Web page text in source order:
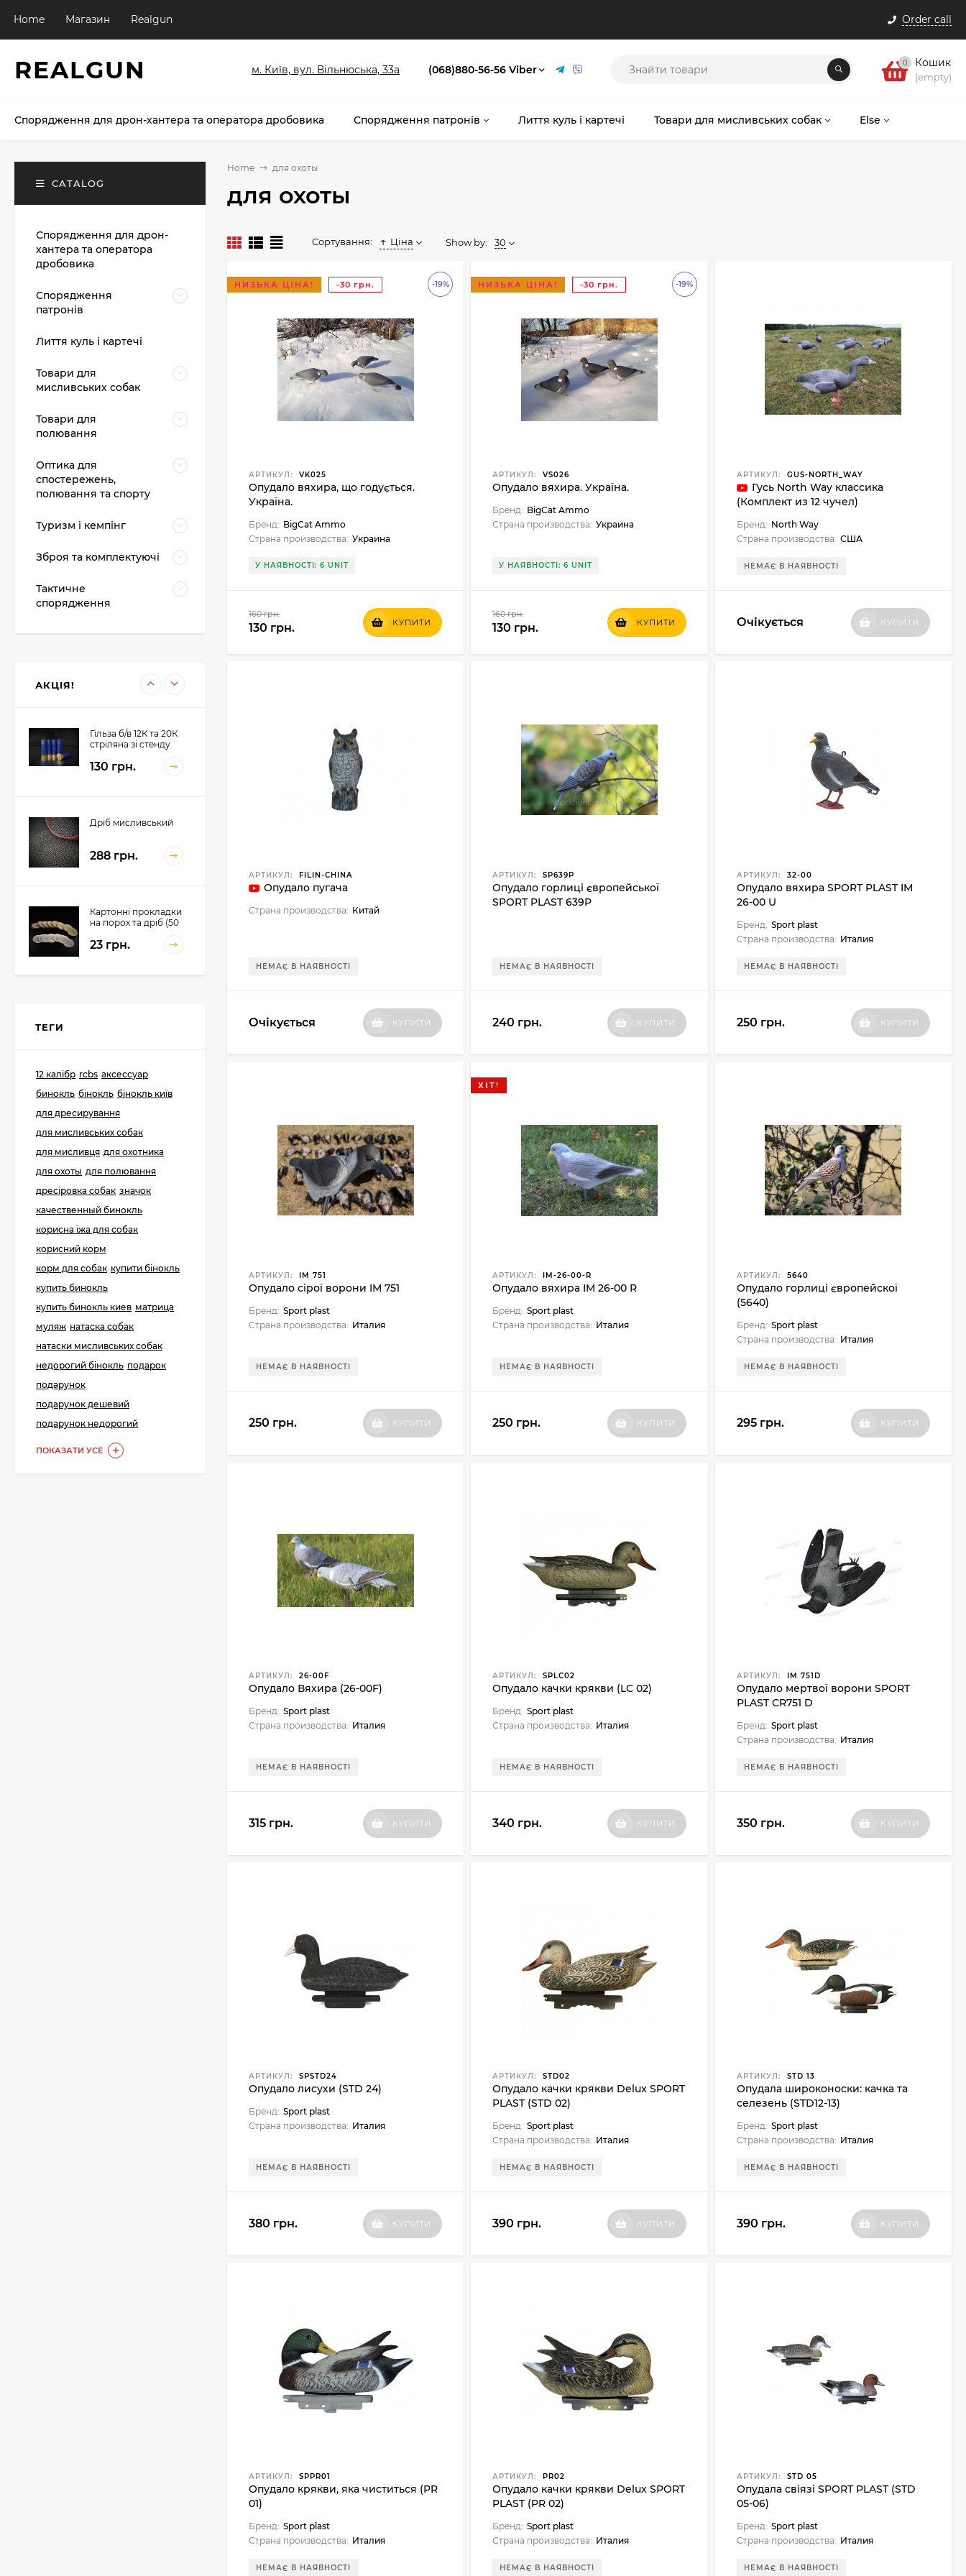
Order call
Home Магазин Realgun
REALGUN м. Київ, вул. Вільнюська, 33а (068)880-56-56 Viber 0 Кошик
(empty)
Спорядження для дрон-хантера та оператора дробовика Спорядження патронів Лиття куль і картечі Товари для мисливських собак Else
Home для охоты
для охоты
Сортування: Ціна Show by: 30
-19%
НИЗЬКА ЦІНА! -30 грн.
АРТИКУЛ: VK025
Опудало вяхира, що годується.
Україна.
Бренд: BigCat Ammo
Страна производства: Украина
У НАЯВНОСТІ: 6 UNIT
160 грн.
130 грн. КУПИТИ
-19%
НИЗЬКА ЦІНА! -30 грн.
АРТИКУЛ: VS026
Опудало вяхира. Україна.
Бренд: BigCat Ammo
Страна производства: Украина
У НАЯВНОСТІ: 6 UNIT
160 грн.
130 грн. КУПИТИ
АРТИКУЛ: GUS-NORTH_WAY
Гусь North Way классика
(Комплект из 12 чучел)
Бренд: North Way
Страна производства: США
НЕМАЄ В НАЯВНОСТІ
Очікується КУПИТИ
АРТИКУЛ: FILIN-CHINA
Опудало пугача
Страна производства: Китай
НЕМАЄ В НАЯВНОСТІ
Очікується КУПИТИ
АРТИКУЛ: SP639P
Опудало горлиці європейської
SPORT PLAST 639P
НЕМАЄ В НАЯВНОСТІ
240 грн. КУПИТИ
АРТИКУЛ: 32-00
Опудало вяхира SPORT PLAST IM
26-00 U
Бренд: Sport plast
Страна производства: Италия
НЕМАЄ В НАЯВНОСТІ
250 грн. КУПИТИ
АРТИКУЛ: IM 751
Опудало сірої ворони IM 751
Бренд: Sport plast
Страна производства: Италия
НЕМАЄ В НАЯВНОСТІ
250 грн. КУПИТИ
ХІТ!
АРТИКУЛ: IM-26-00-R
Опудало вяхира IM 26-00 R
Бренд: Sport plast
Страна производства: Италия
НЕМАЄ В НАЯВНОСТІ
250 грн. КУПИТИ
АРТИКУЛ: 5640
Опудало горлиці європейскої
(5640)
Бренд: Sport plast
Страна производства: Италия
НЕМАЄ В НАЯВНОСТІ
295 грн. КУПИТИ
АРТИКУЛ: 26-00F
Опудало Вяхира (26-00F)
Бренд: Sport plast
Страна производства: Италия
НЕМАЄ В НАЯВНОСТІ
315 грн. КУПИТИ
АРТИКУЛ: SPLC02
Опудало качки крякви (LC 02)
Бренд: Sport plast
Страна производства: Италия
НЕМАЄ В НАЯВНОСТІ
340 грн. КУПИТИ
АРТИКУЛ: IM 751D
Опудало мертвої ворони SPORT
PLAST CR751 D
Бренд: Sport plast
Страна производства: Италия
НЕМАЄ В НАЯВНОСТІ
350 грн. КУПИТИ
АРТИКУЛ: SPSTD24
Опудало лисухи (STD 24)
Бренд: Sport plast
Страна производства: Италия
НЕМАЄ В НАЯВНОСТІ
380 грн. КУПИТИ
АРТИКУЛ: STD02
Опудало качки крякви Delux SPORT
PLAST (STD 02)
Бренд: Sport plast
Страна производства: Италия
НЕМАЄ В НАЯВНОСТІ
390 грн. КУПИТИ
АРТИКУЛ: STD 13
Опудала широконоски: качка та
селезень (STD12-13)
Бренд: Sport plast
Страна производства: Италия
НЕМАЄ В НАЯВНОСТІ
390 грн. КУПИТИ
АРТИКУЛ: SPPR01
Опудало крякви, яка чиститься (PR
01)
Бренд: Sport plast
Страна производства: Италия
НЕМАЄ В НАЯВНОСТІ
АРТИКУЛ: PR02
Опудало качки крякви Delux SPORT
PLAST (PR 02)
Бренд: Sport plast
Страна производства: Италия
НЕМАЄ В НАЯВНОСТІ
АРТИКУЛ: STD 05
Опудала свіязі SPORT PLAST (STD
05-06)
Бренд: Sport plast
Страна производства: Италия
НЕМАЄ В НАЯВНОСТІ
CATALOG
Спорядження для дрон-
хантера та оператора
дробовика
Спорядження
патронів
Лиття куль і картечі
Товари для
мисливських собак
Товари для
полювання
Оптика для
спостережень,
полювання та спорту
Туризм і кемпінг
Зброя та комплектуючі
Тактичне
спорядження
АКЦІЯ!
Картонні прокладки
на порох та дріб (50
шт. на порох, 50 шт.
на дріб)
23 грн.
Картеч
Гільза б/в 12К та 20К
стріляна зі стенду
130 грн.
Дріб мисливський
288 грн.
Картонні прокладки
на порох та дріб (50
на дріб)
23 грн.
12К Пиж-контейнер
32 (Сільвер) 32 гр, h-
42mm (100 шт)
225 грн.
198 грн.
Гільза б/в 12К та 20К
стріляна зі стенду
130 грн.
Дріб мисливський
на порох та дріб (50
ТЕГИ
12 калібр rcbs аксессуар
бинокль бінокль бінокль київ
для дресирування
для мисливських собак
для мисливця для охотника
для охоты для полювання
дресіровка собак значок
качественный бинокль
корисна їжа для собак
корисний корм
корм для собак купити бінокль
купить бинокль
купить бинокль киев матрица
муляж натаска собак
натаски мисливських собак
недорогий бінокль подарок
подарунок
подарунок дешевий
подарунок недорогий
ПОКАЗАТИ УСЕ